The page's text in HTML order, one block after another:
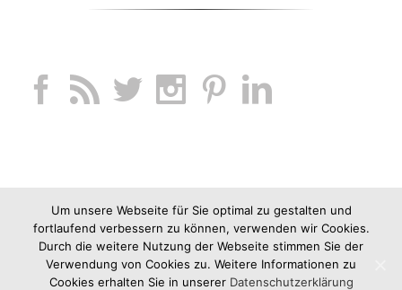
Um unsere Webseite für Sie optimal zu gestalten und
fortlaufend verbessern zu können, verwenden wir Cookies.
Durch die weitere Nutzung der Webseite stimmen Sie der
Verwendung von Cookies zu. Weitere Informationen zu
Cookies erhalten Sie in unserer Datenschutzerklärung